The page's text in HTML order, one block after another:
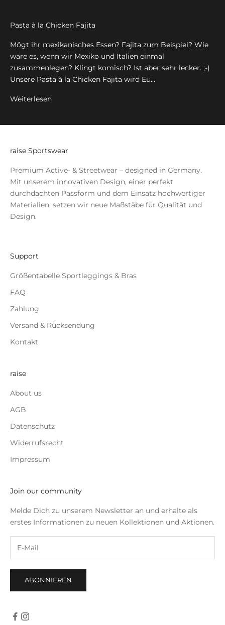
Pasta à la Chicken Fajita
Mögt ihr mexikanisches Essen? Fajita zum Beispiel? Wie
wäre es, wenn wir Mexiko und Italien einmal
zusammenlegen? Klingt komisch? Ist aber sehr lecker. ;-)
Unsere Pasta à la Chicken Fajita wird Eu...
Weiterlesen
raise Sportswear
Premium Active- & Streetwear – designed in Germany.
Mit unserem innovativen Design, einer perfekt
durchdachten Passform und dem Einsatz hochwertiger
Materialien, setzen wir neue Maßstäbe für Qualität und
Design.
Support
Größentabelle Sportleggings & Bras
FAQ
Zahlung
Versand & Rücksendung
Kontakt
raise
About us
AGB
Datenschutz
Widerrufsrecht
Impressum
Join our community
Melde Dich zu unserem Newsletter an und erhalte als
erstes Informationen zu neuen Kollektionen und Aktionen.
ABONNIEREN